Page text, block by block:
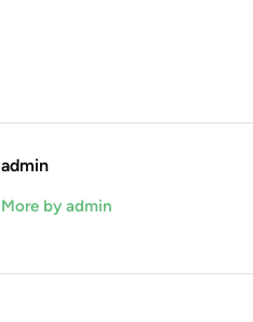
admin
More by admin